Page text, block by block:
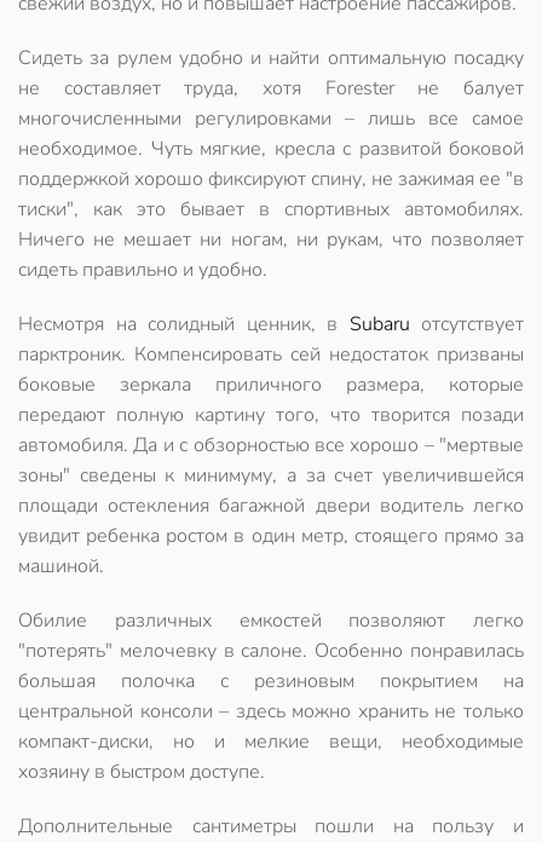
Сидеть за рулем удобно и найти оптимальную посадку
не составляет труда, хотя Forester не балует
многочисленными регулировками – лишь все самое
необходимое. Чуть мягкие, кресла с развитой боковой
поддержкой хорошо фиксируют спину, не зажимая ее "в
тиски", как это бывает в спортивных автомобилях.
Ничего не мешает ни ногам, ни рукам, что позволяет
сидеть правильно и удобно.
Несмотря на солидный ценник, в Subaru отсутствует
парктроник. Компенсировать сей недостаток призваны
боковые зеркала приличного размера, которые
передают полную картину того, что творится позади
автомобиля. Да и с обзорностью все хорошо – "мертвые
зоны" сведены к минимуму, а за счет увеличившейся
площади остекления багажной двери водитель легко
увидит ребенка ростом в один метр, стоящего прямо за
машиной.
Обилие различных емкостей позволяют легко
"потерять" мелочевку в салоне. Особенно понравилась
большая полочка с резиновым покрытием на
центральной консоли – здесь можно хранить не только
компакт-диски, но и мелкие вещи, необходимые
хозяину в быстром доступе.
Дополнительные сантиметры пошли на пользу и